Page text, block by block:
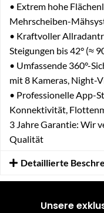
• Extrem hohe
Mehrscheiben-
• Kraftvoller
Steigungen bis 42° (≈
• Umfassende 360°-
mit 8 Kameras, Night-
• Professionelle App-
Konnektivität,
3 Jahre Garantie: Wir
Qualität
Detaillierte
Unsere